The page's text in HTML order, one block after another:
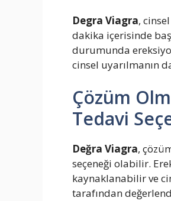
Degra Viagra,
dakika içerisinde
durumunda
cinsel uyarılmanın
Çözüm
Tedavi
Değra Viagra,
seçeneği olabilir.
kaynaklanabilir ve
tarafından